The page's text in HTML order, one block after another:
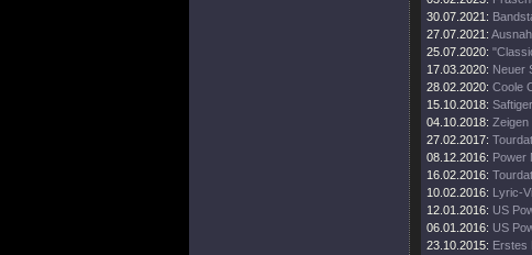
30.07.2021:
27.07.2021:
25.07.2020:
17.03.2020: Neuer
28.02.2020: Coole
15.10.2018:
04.10.2018:
27.02.2017:
08.12.2016: Power
16.02.2016:
10.02.2016: Lyric-
12.01.2016: US
06.01.2016: US
23.10.2015: Erstes